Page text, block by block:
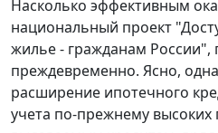
Насколько эффективным
национальный проект
жилье - гражданам России",
преждевременно. Ясно,
расширение ипотечного
учета по-прежнему высоких